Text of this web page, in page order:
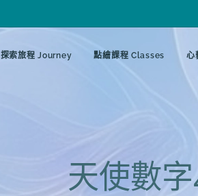
探索旅程 Journey 點繪課程 Classes 心
天使數